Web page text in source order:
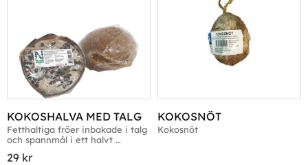
KOKOSHALVA MED TALG
Fetthaltiga fröer inbakade i talg
och spannmål i ett halvt
29 kr
KOKOSNÖT
Kokosnöt